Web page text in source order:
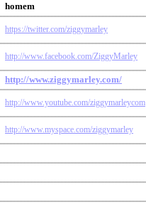
homem
https://twitter.com/ziggymarley
http://www.facebook.com/ZiggyMarley
http://www.ziggymarley.com/
http://www.youtube.com/ziggymarleycom
http://www.myspace.com/ziggymarley